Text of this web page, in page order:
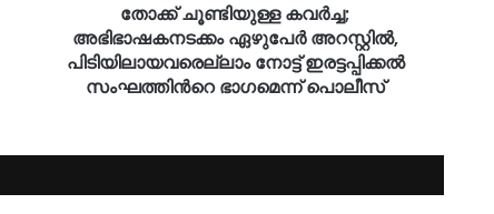
തോക്ക് ചൂണ്ടിയുള്ള കവര്‍ച്ച;
അഭിഭാഷകനടക്കം ഏഴുപേര്‍ അറസ്റ്റിൽ,
പിടിയിലായവരെല്ലാം നോട്ട് ഇരട്ടപ്പിക്കൽ
സംഘത്തിന്‍റെ ഭാഗമെന്ന് പൊലീസ്